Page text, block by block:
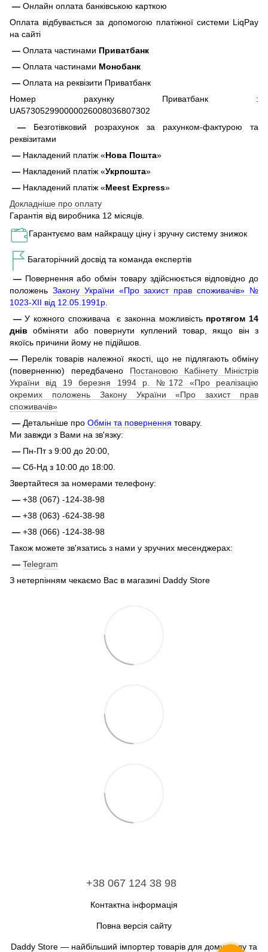
— Онлайн оплата банківською карткою
Оплата відбувається за допомогою платіжної системи LiqPay
на сайті
— Оплата частинами Приватбанк
— Оплата частинами Монобанк
— Оплата на реквізити Приватбанк
Номер рахунку Приватбанк :
UA573052990000026008036807302
— Безготівковий розрахунок за рахунком-фактурою та
реквізитами
— Накладений платіж «Нова Пошта»
— Накладений платіж «Укрпошта»
— Накладений платіж «Meest Express»
Докладніше про оплату
Гарантія від виробника 12 місяців.
Гарантуємо вам найкращу ціну і зручну систему знижок
Багаторічний досвід та команда експертів
— Повернення або обмін товару здійснюється відповідно до
положень Закону України «Про захист прав споживачів» №
1023-XII від 12.05.1991р.
—У кожного споживача є законна можливість протягом 14
днів обміняти або повернути куплений товар, якщо він з
якоїсь причини йому не підійшов.
— Перелік товарів належної якості, що не підлягають обміну
(поверненню) передбачено Постановою Кабінету Міністрів
України від 19 березня 1994 р. №172 «Про реалізацію
окремих положень Закону України «Про захист прав
споживачів»
— Детальніше про Обмін та повернення товару.
Ми завжди з Вами на зв'язку:
— Пн-Пт з 9:00 до 20:00,
— Сб-Нд з 10:00 до 18:00.
Звертайтеся за номерами телефону:
— +38 (067) -124-38-98
— +38 (063) -624-38-98
— +38 (066) -124-38-98
Також можете зв'язатись з нами у зручних месенджерах:
— Telegram
З нетерпінням чекаємо Вас в магазині Daddy Store
+38 067 124 38 98
Контактна інформація
Повна версія сайту
Daddy Store — найбільший імпортер товарів для дому, саду та